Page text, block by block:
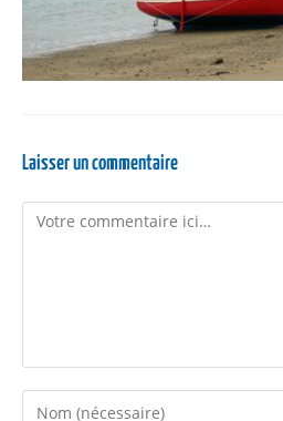
Laisser un commentaire